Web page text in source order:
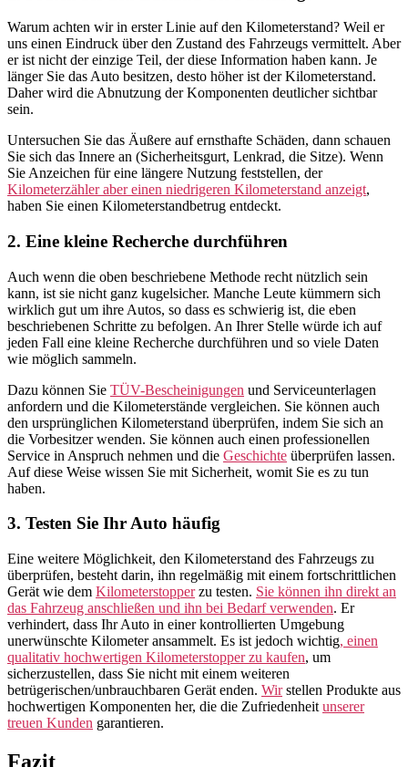
Warum achten wir in erster Linie auf den Kilometerstand? Weil er
uns einen Eindruck über den Zustand des Fahrzeugs vermittelt. Aber
er ist nicht der einzige Teil, der diese Information haben kann. Je
länger Sie das Auto besitzen, desto höher ist der Kilometerstand.
Daher wird die Abnutzung der Komponenten deutlicher sichtbar
sein.
Untersuchen Sie das Äußere auf ernsthafte Schäden, dann schauen
Sie sich das Innere an (Sicherheitsgurt, Lenkrad, die Sitze). Wenn
Sie Anzeichen für eine längere Nutzung feststellen, der
Kilometerzähler aber einen niedrigeren Kilometerstand anzeigt,
haben Sie einen Kilometerstandbetrug entdeckt.
2. Eine kleine Recherche durchführen
Auch wenn die oben beschriebene Methode recht nützlich sein
kann, ist sie nicht ganz kugelsicher. Manche Leute kümmern sich
wirklich gut um ihre Autos, so dass es schwierig ist, die eben
beschriebenen Schritte zu befolgen. An Ihrer Stelle würde ich auf
jeden Fall eine kleine Recherche durchführen und so viele Daten
wie möglich sammeln.
Dazu können Sie TÜV-Bescheinigungen und Serviceunterlagen
anfordern und die Kilometerstände vergleichen. Sie können auch
den ursprünglichen Kilometerstand überprüfen, indem Sie sich an
die Vorbesitzer wenden. Sie können auch einen professionellen
Service in Anspruch nehmen und die Geschichte überprüfen lassen.
Auf diese Weise wissen Sie mit Sicherheit, womit Sie es zu tun
haben.
3. Testen Sie Ihr Auto häufig
Eine weitere Möglichkeit, den Kilometerstand des Fahrzeugs zu
überprüfen, besteht darin, ihn regelmäßig mit einem fortschrittlichen
Gerät wie dem Kilometerstopperzu testen. Sie können ihn direkt an
das Fahrzeug anschließen und ihn bei Bedarf verwenden. Er
verhindert, dass Ihr Auto in einer kontrollierten Umgebung
unerwünschte Kilometer ansammelt. Es ist jedoch wichtig, einen
qualitativ hochwertigen Kilometerstopper zu kaufen, um
sicherzustellen, dass Sie nicht mit einem weiteren
betrügerischen/unbrauchbaren Gerät enden. Wirstellen Produkte aus
hochwertigen Komponenten her, die die Zufriedenheit unserer
treuen Kunden garantieren.
Fazit